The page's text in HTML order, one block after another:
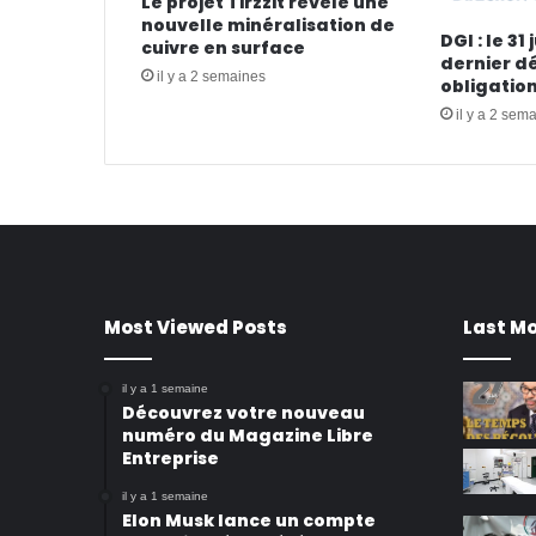
nouvelle minéralisation de
cuivre en surface
il y a 2 semaines
DGI : le
dernier
il y a 2
Most Viewed Posts
il y a 1 semaine
Découvrez votre nouveau
numéro du Magazine Libre
Entreprise
il y a 1 semaine
Elon Musk lance un compte
Last